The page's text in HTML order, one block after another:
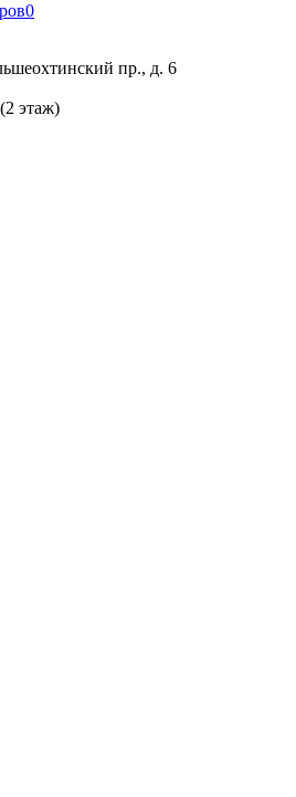
0
пр., д. 6
этаж)